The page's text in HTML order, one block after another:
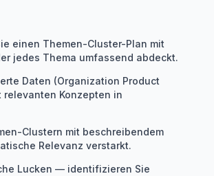
einen Themen-Cluster-Plan mit
jedes Thema umfassend abdeckt.
Daten (Organization Product
relevanten Konzepten in
Clustern mit beschreibendem
Relevanz verstarkt.
Lucken — identifizieren Sie